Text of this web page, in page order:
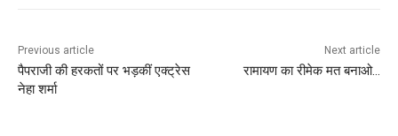
Previous article
पैपराजी की हरकतों पर भड़कीं एक्ट्रेस
नेहा शर्मा
Next article
रामायण का रीमेक मत बनाओ…